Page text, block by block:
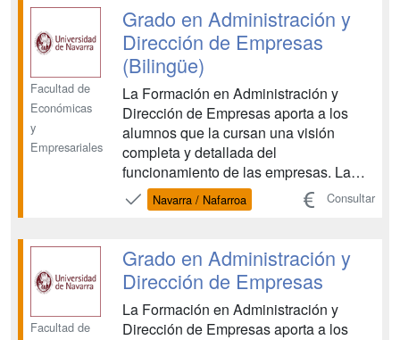
persiguen, desarrollen su capacitación
lingüística para llevar a cabo...
Facultad de
Económicas
y
Empresariales
Grado en Administración y
Dirección de Empresas
(Bilingüe)
La Formación en Administración y
Dirección de Empresas aporta a los
alumnos que la cursan una visión
completa y detallada del
funcionamiento de las empresas. La
gestión empresarial se contempla
desde el máximo desarrollo científico y
perspectiva humanista. La empresa se
constituye y se desarrolla por persona...
Navarra / Nafarroa Consultar
Facultad de
Grado en Administración y
Dirección de Empresas
La Formación en Administración y
Dirección de Empresas aporta a los